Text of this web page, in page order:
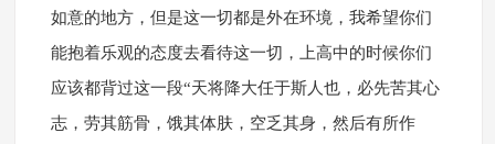
如意的地方，但是这一切都是外在环境，我希望你们
能抱着乐观的态度去看待这一切，上高中的时候你们
应该都背过这一段“天将降大任于斯人也，必先苦其心
志，劳其筋骨，饿其体肤，空乏其身，然后有所作